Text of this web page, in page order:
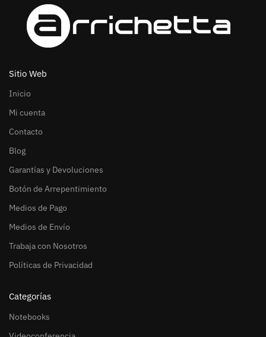
Sitio Web
Inicio
Mi cuenta
Contacto
Blog
Garantías y Devoluciones
Botón de Arrepentimiento
Medios de Pago
Medios de Envío
Trabaja con Nosotros
Políticas de Privacidad
Categorías
Notebooks